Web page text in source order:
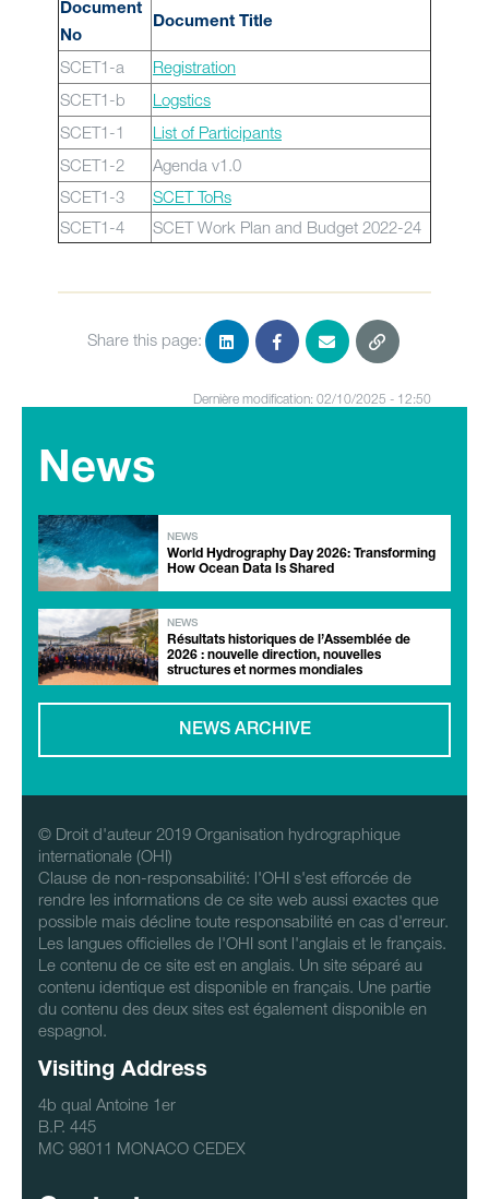
Document
No
Document Title
SCET1-a
Registration
SCET1-b
Logstics
SCET1-1
List of Participants
SCET1-2
Agenda v1.0
SCET1-3
SCET ToRs
SCET1-4
SCET Work Plan and Budget 2022-24
Share this page:
Dernière modification: 02/10/2025 - 12:50
News
NEWS
World Hydrography Day 2026: Transforming
How Ocean Data Is Shared
NEWS
Résultats historiques de l’Assemblée de
2026 : nouvelle direction, nouvelles
structures et normes mondiales
NEWS ARCHIVE
© Droit d'auteur 2019 Organisation hydrographique
internationale (OHI)
Clause de non-responsabilité: l'OHI s'est efforcée de
rendre les informations de ce site web aussi exactes que
possible mais décline toute responsabilité en cas d'erreur.
Les langues officielles de l'OHI sont l'anglais et le français.
Le contenu de ce site est en anglais. Un site séparé au
contenu identique est disponible en français. Une partie
du contenu des deux sites est également disponible en
espagnol.
Visiting Address
4b qual Antoine 1er
B.P. 445
MC 98011 MONACO CEDEX